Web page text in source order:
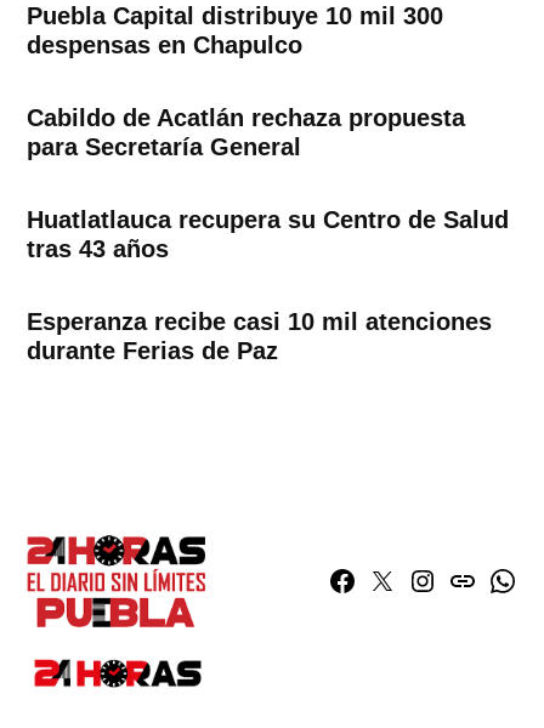
Puebla Capital distribuye 10 mil 300
despensas en Chapulco
Cabildo de Acatlán rechaza propuesta
para Secretaría General
Huatlatlauca recupera su Centro de Salud
tras 43 años
Esperanza recibe casi 10 mil atenciones
durante Ferias de Paz
Facebook
TwitterInstagram
issuu